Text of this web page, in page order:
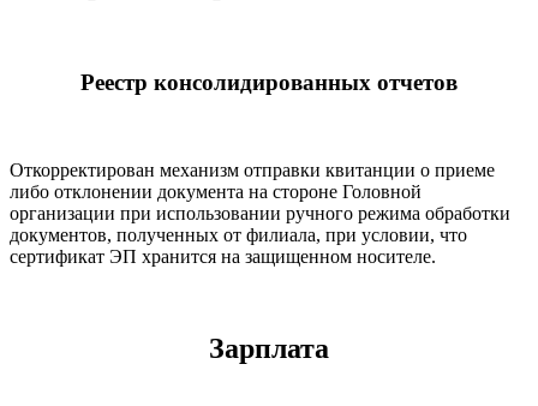
Реестр консолидированных отчетов
Откорректирован механизм отправки квитанции о приеме
либо отклонении документа на стороне Головной
организации при использовании ручного режима обработки
документов, полученных от филиала, при условии, что
сертификат ЭП хранится на защищенном носителе.
Зарплата